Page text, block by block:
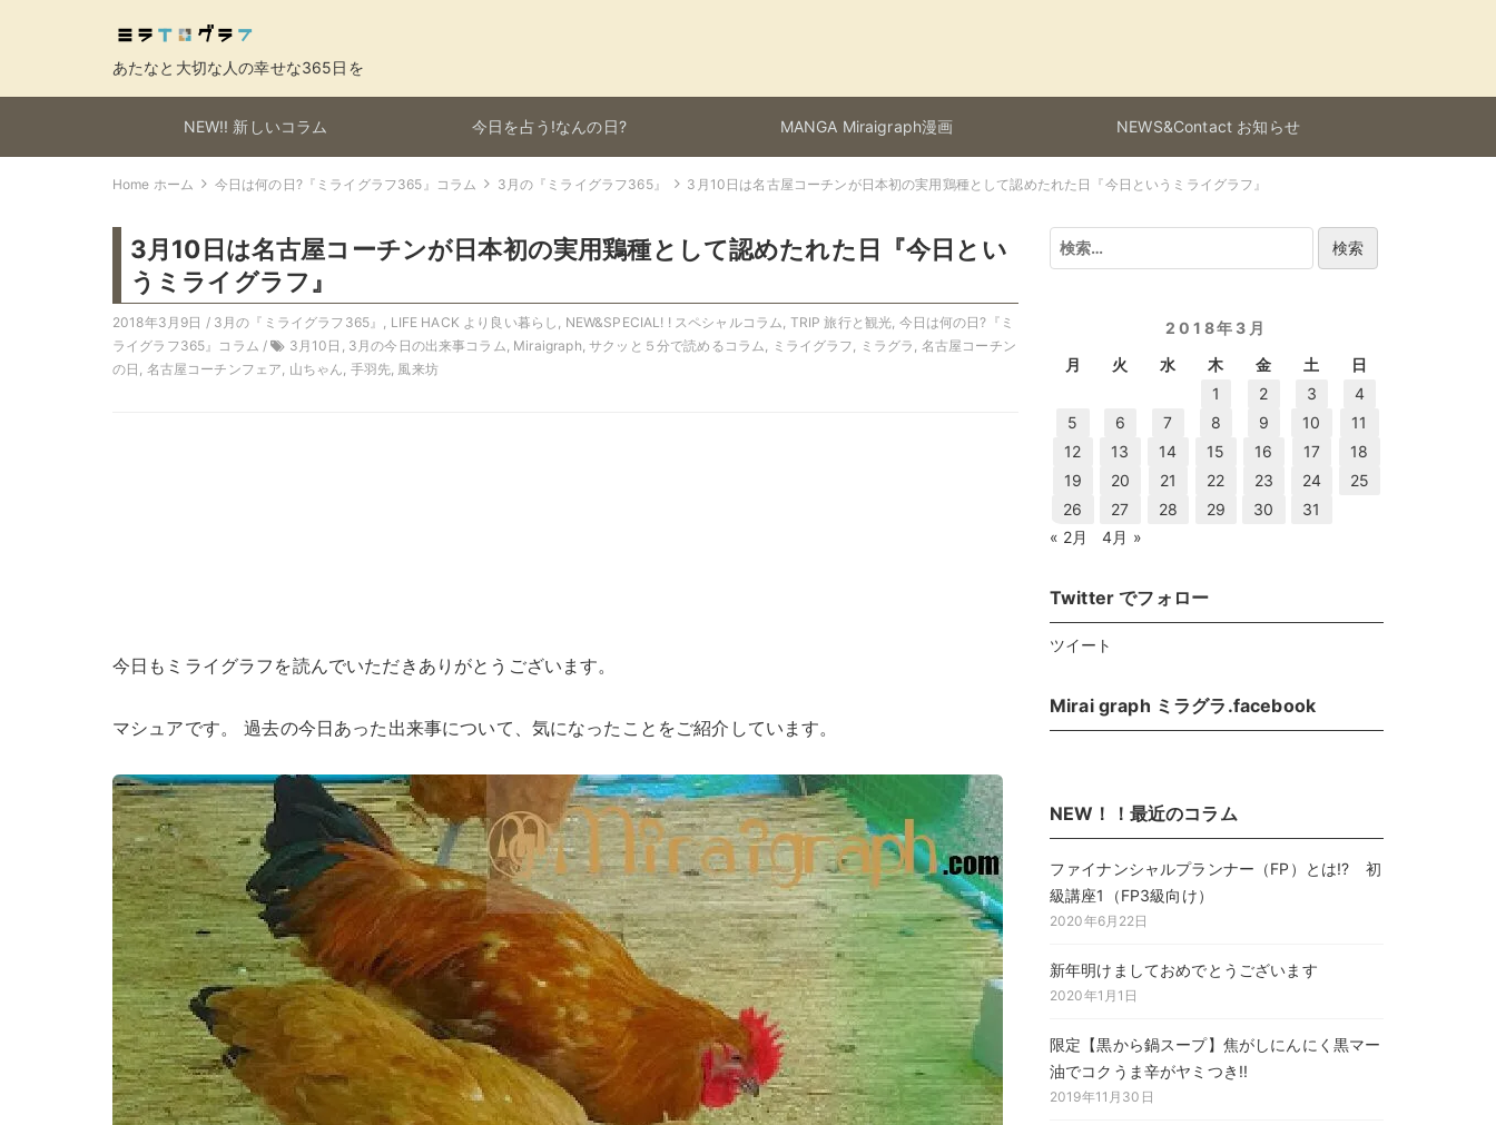
あたなと大切な人の幸せな365日を
NEW!! 新しいコラム 今日を占う!なんの日? MANGA Miraigraph漫画 NEWS&Contact お知らせ
Home ホーム 今日は何の日?『ミライグラフ365』コラム 3月の『ミライグラフ365』 3月10日は名古屋コーチンが日本初の実用鶏種として認めたれた日『今日というミライグラフ』
3月10日は名古屋コーチンが日本初の実用鶏種として認めたれた日『今日とい
うミライグラフ』
2018年3月9日 / 3月の『ミライグラフ365』 , LIFE HACK より良い暮らし , NEW&SPECIAL! ! スペシャルコラム, TRIP 旅行と観光, 今日は何の日?『ミ
ライグラフ365』コラム / 3月10日 , 3月の今日の出来事コラム, Miraigraph,サクッと５分で読めるコラム, ミライグラフ, ミラグラ , 名古屋コーチン
の日 , 名古屋コーチンフェア, 山ちゃん, 手羽先, 風来坊
今日もミライグラフを読んでいただきありがとうございます。
マシュアです。 過去の今日あった出来事について、気になったことをご紹介しています。
検
索:
2018年3月
月
火 水 木 金 土
日
1
2 3
4
5
6 7 8 9 10
11
12
13 14 15 16 17
18
19
20 21 22 23 24
25
26
27 28 29 30
31
« 2月
4月 »
Twitter でフォロー
ツイート
Mirai graph ミラグラ.facebook
NEW！！最近のコラム
ファイナンシャルプランナー（FP）とは!? 初
級講座1（FP3級向け）
2020年6月22日
新年明けましておめでとうございます
2020年1月1日
限定【黒から鍋スープ】焦がしにんにく黒マー
油でコクうま辛がヤミつき!!
2019年11月30日